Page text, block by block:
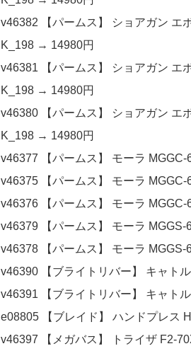
v46382 【パームス】 ショアガン エ
K_198 → 14980円
v46381 【パームス】 ショアガン エ
K_198 → 14980円
v46380 【パームス】 ショアガン エ
K_198 → 14980円
v46377 【パームス】 モーラ
v46375 【パームス】 モーラ
v46376 【パームス】 モーラ
v46379 【パームス】 モーラ
v46378 【パームス】 モーラ
v46390 【ブライトリバー】 キャト
v46391 【ブライトリバー】 キャト
e08805 【ブレイド】 ハンドプレス
v46397 【メガバス】 トライザ F2-